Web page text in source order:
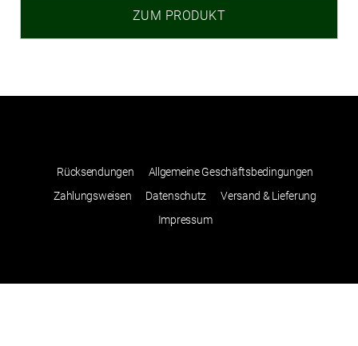
ZUM PRODUKT
Rücksendungen
Allgemeine Geschäftsbedingungen
Zahlungsweisen
Datenschutz
Versand & Lieferung
Impressum